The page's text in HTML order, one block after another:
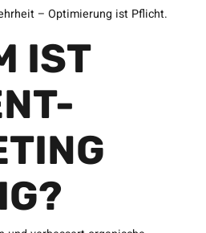
– Optimierung ist Pflicht.
IST